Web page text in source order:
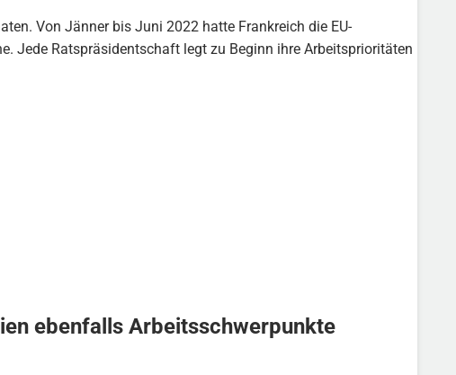
Von Jänner bis Juni 2022 hatte Frankreich die EU-
Jede Ratspräsidentschaft legt zu Beginn ihre Arbeitsprioritäten
ebenfalls Arbeitsschwerpunkte